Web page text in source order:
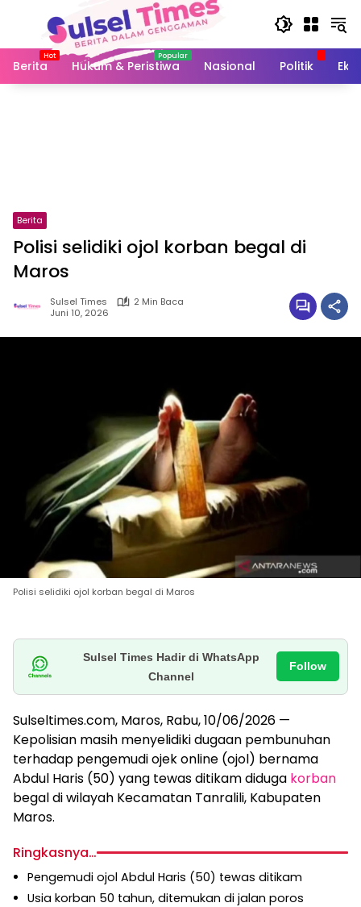
Berita
Hukum & Peristiwa Nasional Politik
Berita
Polisi selidiki ojol korban begal di
Maros
Sulsel Times
2 Min Baca
Juni 10, 2026
Polisi selidiki ojol korban begal di Maros
Sulsel Times Hadir di WhatsApp
Channel
Follow
Sulseltimes.com, Maros, Rabu, 10/06/2026 —
Kepolisian masih menyelidiki dugaan pembunuhan
terhadap pengemudi ojek online (ojol) bernama
Abdul Haris (50) yang tewas ditikam diduga korban
begal di wilayah Kecamatan Tanralili, Kabupaten
Maros.
Ringkasnya…
Pengemudi ojol Abdul Haris (50) tewas ditikam
Usia korban 50 tahun, ditemukan di jalan poros